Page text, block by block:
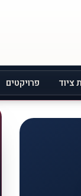
ציוד פרויקטים